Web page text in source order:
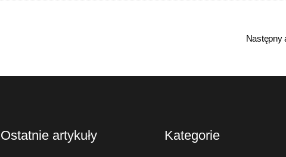
Następny
Ostatnie artykuły Kategorie